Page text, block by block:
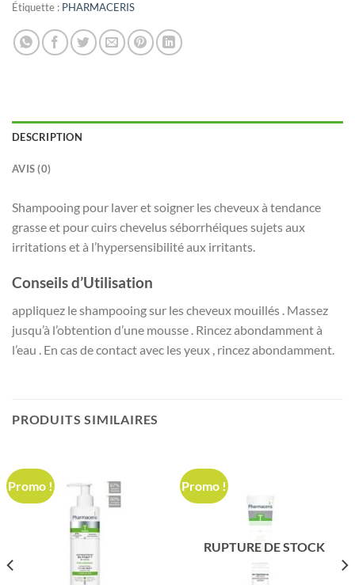
Étiquette : PHARMACERIS
DESCRIPTION
AVIS (0)
Shampooing pour laver et soigner les cheveux à tendance
grasse et pour cuirs chevelus séborrhéiques sujets aux
irritations et à l’hypersensibilité aux irritants.
Conseils d’Utilisation
appliquez le shampooing sur les cheveux mouillés . Massez
jusqu’à l’obtention d’une mousse . Rincez abondamment à
l’eau . En cas de contact avec les yeux , rincez abondamment.
PRODUITS SIMILAIRES
Promo ! Promo !
RUPTURE DE STOCK